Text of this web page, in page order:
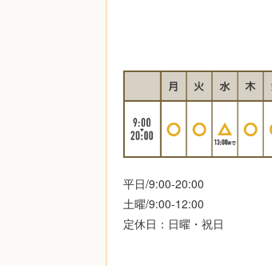
平日/9:00-20:00
土曜/9:00-12:00
定休日：日曜・祝日